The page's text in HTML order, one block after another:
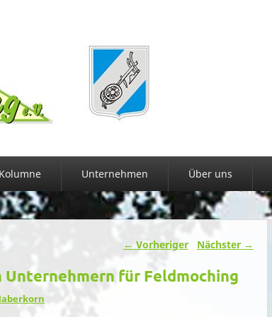
Kolumne Unternehmen Über uns
← Vorheriger Nächster →
für Feldmoching